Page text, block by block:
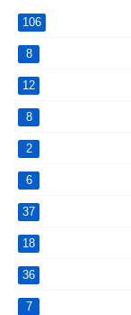
106
8
12
8
2
6
37
18
36
7